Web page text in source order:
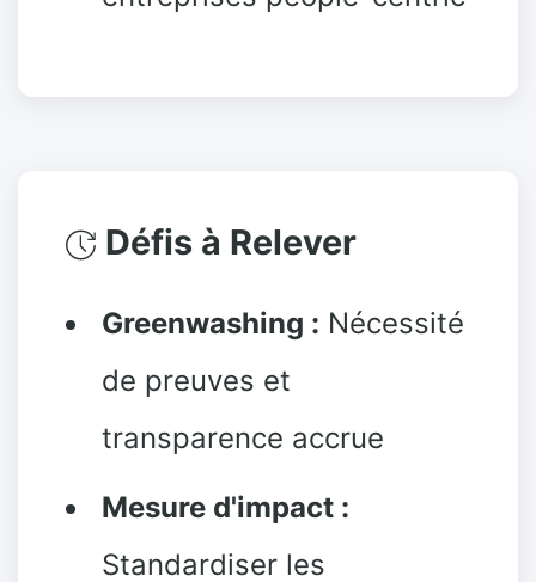
Défis à Relever
Greenwashing : Nécessité
de preuves et
transparence accrue
Mesure d'impact :
Standardiser les